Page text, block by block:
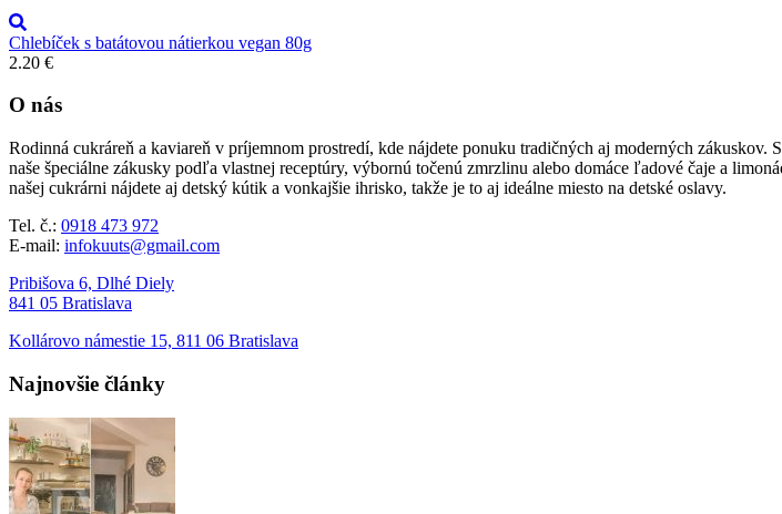
Chlebíček s batátovou nátierkou vegan 80g
2.20 €
O nás
Rodinná cukráreň a kaviareň v príjemnom prostredí, kde nájdete ponuku tradičných aj moderných
naše špeciálne zákusky podľa vlastnej receptúry, výbornú točenú zmrzlinu alebo domáce ľadové čaje a
našej cukrárni nájdete aj detský kútik a vonkajšie ihrisko, takže je to aj ideálne miesto na detské oslavy.
Tel. č.: 0918 473 972
E-mail: infokuuts@gmail.com
Pribišova 6, Dlhé Diely
841 05 Bratislava
Kollárovo námestie 15, 811 06 Bratislava
Najnovšie články